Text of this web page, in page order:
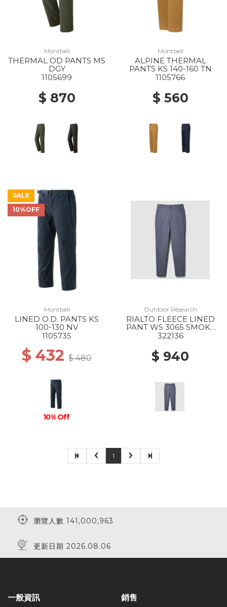
Montbell
THERMAL OD PANTS MS
DGY
1105699
$ 870
Montbell
ALPINE THERMAL
PANTS KS 140-160 TN
1105766
$ 560
SALE
10%OFF
Montbell
LINED O.D. PANTS KS
100-130 NV
1105735
$ 432 $ 480
10% Off
Outdoor Research
RIALTO FLEECE LINED
PANT WS 3065 SMOKY
QUARTZ
322136
$ 940
1
瀏覽人數 141,000,963
更新日期 2026.08.06
一般資訊 銷售